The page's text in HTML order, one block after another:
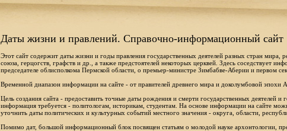
Даты жизни и правлений. Справочно-информационный сайт
Этот сайт содержит даты жизни и годы правления государственных деятелей разных стран мира,
союза, герцогств, графств и др., а также предстоятелей некоторых церквей. Здесь соседствует
председателе облисполкома Пермской области, о премьер-министре Зимбабве-Аберии и первом
Временной диапазон информации на сайте - от правителей древнего мира и доколумбовой эпохи
Цель создания сайта - предоставить точные даты рождения и смерти государственных деятелей и
информация требуется - политологам, историкам, студентам. На основе информации на сайте
уточнить даты политических и культурных событий местного значения - округа, области,
Помимо дат, большой информационный блок посвящен статьям о молодой науке архонтологии,